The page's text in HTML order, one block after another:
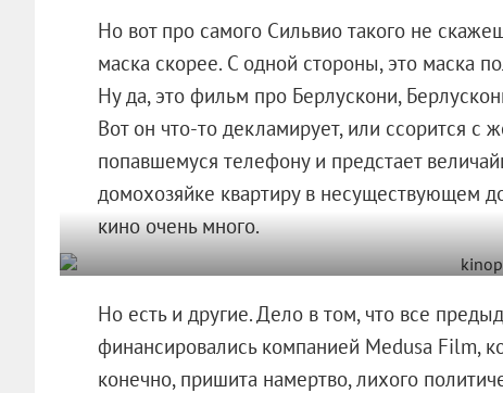
Но вот про самого Сильвио такого не
маска скорее. С одной стороны, это маска
Ну да, это фильм про Берлускони,
Вот он что-то декламирует, или ссорится с
попавшемуся телефону и предстает
домохозяйке квартиру в несуществующем
кино очень много.
Но есть и другие. Дело в том, что все
финансировались компанией Medusa Film,
конечно, пришита намертво, лихого